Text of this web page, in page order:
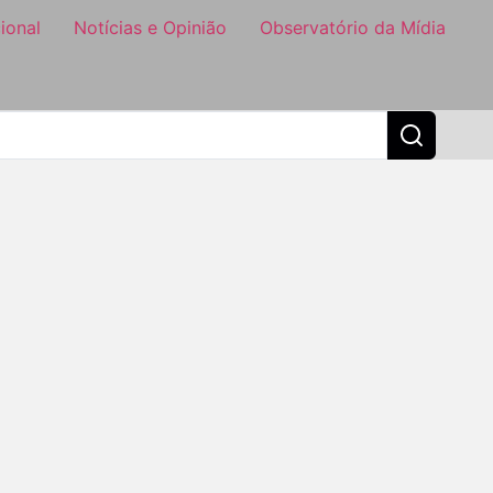
Notícias e Opinião Observatório da Mídia